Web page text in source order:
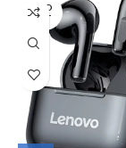
SOLD
OUT